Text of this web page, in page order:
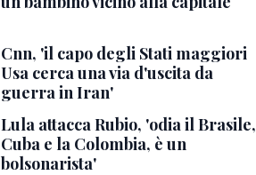
Cnn, 'il capo degli Stati maggiori
Usa cerca una via d'uscita da
guerra in Iran'
Lula attacca Rubio, 'odia il Brasile,
Cuba e la Colombia, è un
bolsonarista'